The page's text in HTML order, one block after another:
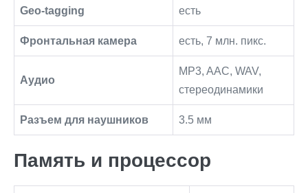
Geo-tagging есть
Фронтальная камера есть, 7 млн. пикс.
Аудио
MP3, AAC, WAV,
стереодинамики
Разъем для наушников 3.5 мм
Память и процессор